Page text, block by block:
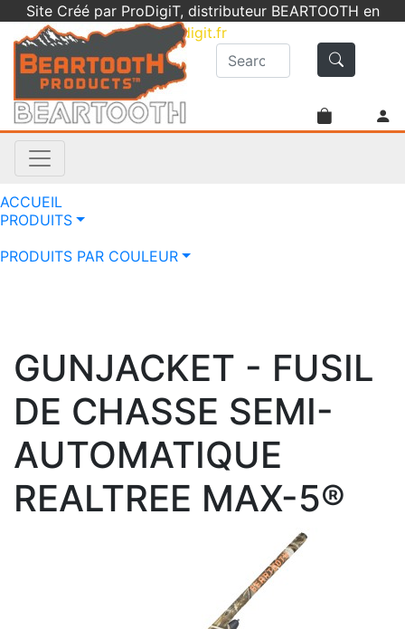
Site Créé par ProDigiT, distributeur BEARTOOTH en
France -info@prodigit.fr
ACCUEIL
PRODUITS
PRODUITS PAR COULEUR
GUNJACKET - FUSIL
DE CHASSE SEMI-
AUTOMATIQUE
REALTREE MAX-5®